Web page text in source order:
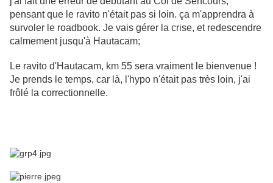
pensant que le ravito n'était pas si loin. ça m'apprendra à
survoler le roadbook. Je vais gérer la crise, et redescendre
calmement jusqu'à Hautacam;
Le ravito d'Hautacam, km 55 sera vraiment le bienvenue !
Je prends le temps, car là, l'hypo n'était pas très loin, j'ai
frôlé la correctionnelle.